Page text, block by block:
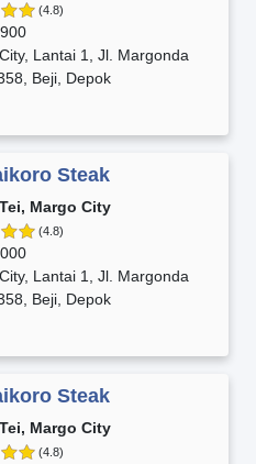
(4.8)
Lantai 1, Jl. Margonda
Beji, Depok
Steak
Margo City
(4.8)
Lantai 1, Jl. Margonda
Beji, Depok
Steak
Margo City
(4.8)